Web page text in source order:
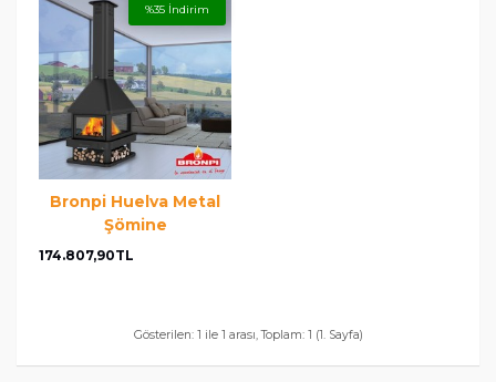
%35 İndirim
Bronpi Huelva Metal
Şömine
174.807,90TL
Gösterilen: 1 ile 1 arası, Toplam: 1 (1. Sayfa)